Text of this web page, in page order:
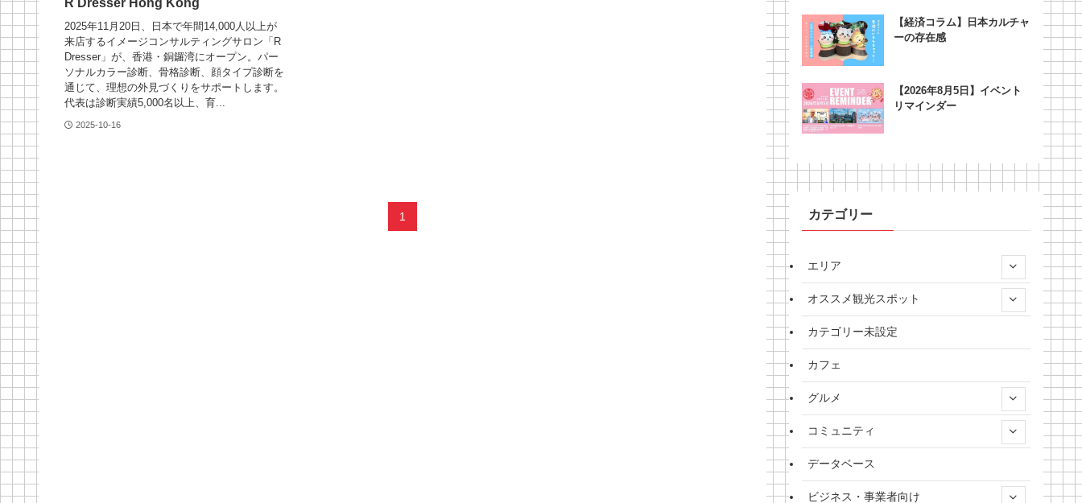
R Dresser Hong Kong
2025年11月20日、日本で年間14,000人以上が
来店するイメージコンサルティングサロン「R
Dresser」が、香港・銅鑼湾にオープン。パー
ソナルカラー診断、骨格診断、顔タイプ診断を
通じて、理想の外見づくりをサポートします。
代表は診断実績5,000名以上、育...
2025-10-16
1
【経済コラム】日本カルチャ
ーの存在感
【2026年8月5日】イベント
リマインダー
カテゴリー
エリア
オススメ観光スポット
カテゴリー未設定
カフェ
グルメ
コミュニティ
データベース
ビジネス・事業者向け